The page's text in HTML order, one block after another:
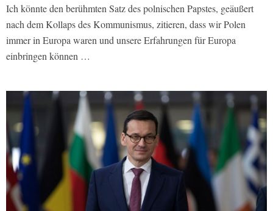
Ich könnte den berühmten Satz des polnischen Papstes, geäußert
nach dem Kollaps des Kommunismus, zitieren, dass wir Polen
immer in Europa waren und unsere Erfahrungen für Europa
einbringen können …